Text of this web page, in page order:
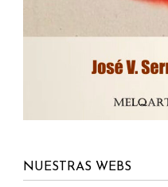
NUESTRAS WEBS